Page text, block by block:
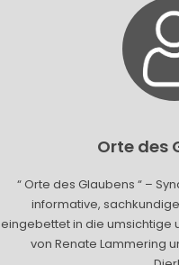
Orte des
“ Orte des Glaubens “ –
informative,
eingebettet in die umsichtige
von Renate Lammering